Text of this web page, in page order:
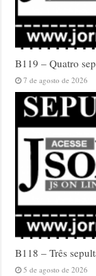
B119 – Quatro
7 de agosto de 2026
B118 – Três
5 de agosto de 2026